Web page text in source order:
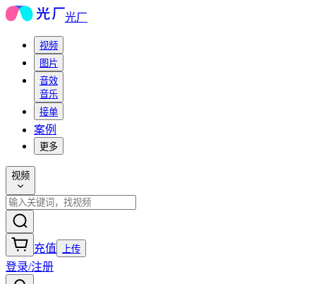
光厂
视频
图片
音效
音乐
接单
案例
更多
视频
充值 上传
登录/注册